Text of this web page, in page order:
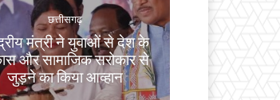
छत्तीसगढ़
मंत्री ने युवाओं से देश के
और सामाजिक सरोकार से
जुड़ने का किया आव्हान